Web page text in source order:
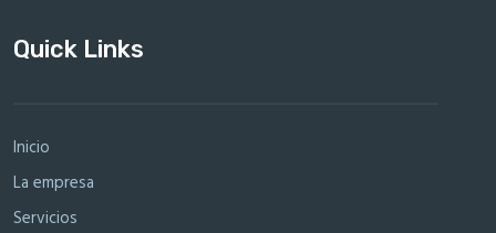
Quick Links
Inicio
La empresa
Servicios